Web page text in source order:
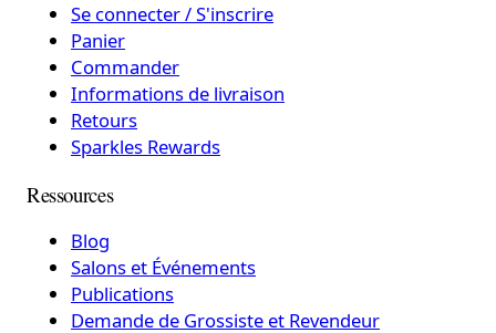
Se connecter / S'inscrire
Panier
Commander
Informations de livraison
Retours
Sparkles Rewards
Ressources
Blog
Salons et Événements
Publications
Demande de Grossiste et Revendeur